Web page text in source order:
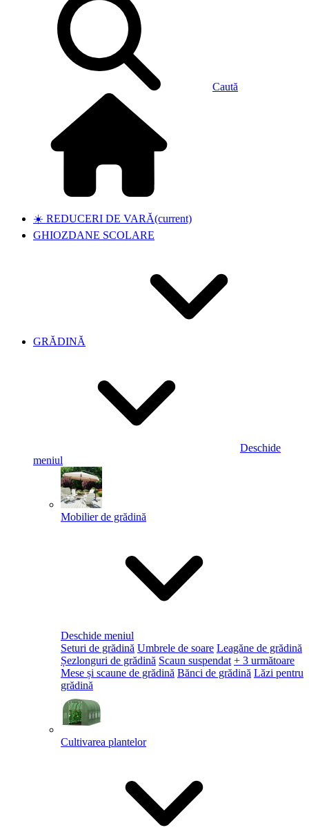
Caută
☀️ REDUCERI DE VARĂ(current)
GHIOZDANE SCOLARE
GRĂDINĂ
Deschide
meniul
Mobilier de grădină
Deschide meniul
Seturi de grădină Umbrele de soare Leagăne de grădină
Șezlonguri de grădină Scaun suspendat + 3 următoare
Mese și scaune de grădină Bănci de grădină Lăzi pentru
grădină
Cultivarea plantelor